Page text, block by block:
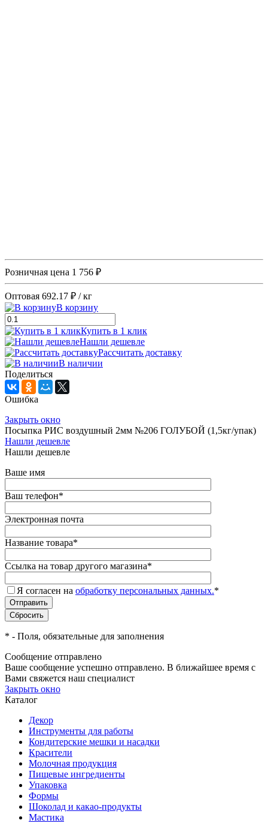
Розничная цена 1 756 ₽
Оптовая 692.17 ₽ / кг
В корзину
Купить в 1 клик
Нашли дешевле
Рассчитать доставку
В наличии
Поделиться
Ошибка
Закрыть окно
Посыпка РИС воздушный 2мм №206 ГОЛУБОЙ (1,5кг/упак)
Нашли дешевле
Нашли дешевле
Ваше имя
Ваш телефон*
Электронная почта
Название товара*
Ссылка на товар другого магазина*
Я согласен на обработку персональных данных.*
* - Поля, обязательные для заполнения
Сообщение отправлено
Ваше сообщение успешно отправлено. В ближайшее время с
Вами свяжется наш специалист
Закрыть окно
Каталог
Декор
Инструменты для работы
Кондитерские мешки и насадки
Красители
Молочная продукция
Пищевые ингредиенты
Упаковка
Формы
Шоколад и какао-продукты
Мастика